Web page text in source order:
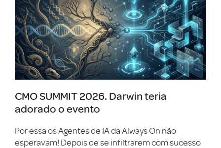
CMO SUMMIT 2026. Darwin teria
adorado o evento
Por essa os Agentes de IA da Always On não
esperavam! Depois de se infiltrarem com sucesso